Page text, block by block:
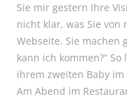
Sie mir gestern Ihre
nicht klar, was Sie
Webseite. Sie machen
kann ich kommen?“
ihrem zweiten Baby
Am Abend im